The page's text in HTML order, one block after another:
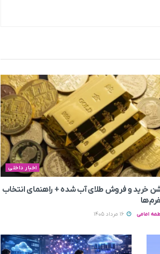
اخبار داخلی
خرید و فروش طلای آب شده + راهنمای انتخاب
امامی